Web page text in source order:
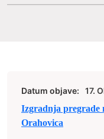
Datum objave:
17.
Izgradnja pregrade
Orahovica